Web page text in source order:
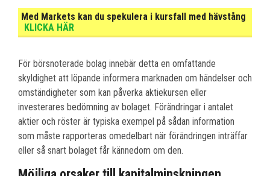
Med Markets kan du spekulera i kursfall med hävstång
KLICKA HÄR
För börsnoterade bolag innebär detta en omfattande
skyldighet att löpande informera marknaden om händelser och
omständigheter som kan påverka aktiekursen eller
investerares bedömning av bolaget. Förändringar i antalet
aktier och röster är typiska exempel på sådan information
som måste rapporteras omedelbart när förändringen inträffar
eller så snart bolaget får kännedom om den.